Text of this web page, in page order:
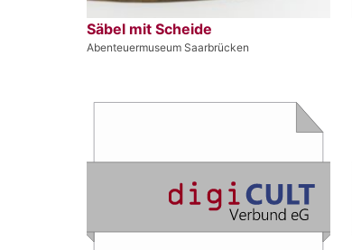
Säbel mit Scheide
Abenteuermuseum Saarbrücken